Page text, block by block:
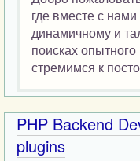
где вместе с
динамичному и
поисках
стремимся к
PHP Backend
plugins